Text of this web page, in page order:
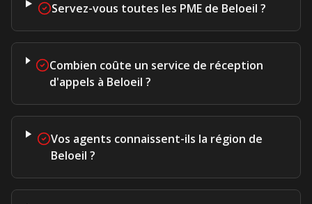
Servez-vous toutes les PME de Beloeil ?
Combien coûte un service de réception
d'appels à Beloeil ?
Vos agents connaissent-ils la région de
Beloeil ?